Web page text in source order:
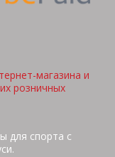
магазина и
розничных
для спорта с